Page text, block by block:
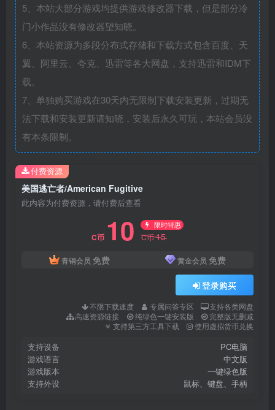
5、本站大部分游戏均提供游戏修改器下载，但是部分冷
门小作品没有修改器望知晓。
6、本站资源为多段分布式存储和下载方式包含百度、天
翼、阿里云、夸克、迅雷等各大网盘，支持迅雷和IDM下
载。
7、单独购买游戏在30天内无限制下载安装更新，过期无
法下载和安装更新请知晓，安装后永久可玩，本站会员没
有本条限制。
美国逃亡者/American Fugitive
此内容为付费资源，请付费后查看
C币 10 限时特惠
C币15
青铜会员 免费 黄金会员 免费
登录购买
不限下载速度 专属问答专区
支持各类网盘
高速资源链接
纯绿色一键安装版
完整版无删减
支持第三方工具下载
使用虚拟货币兑换
支持设备
PC电脑
游戏语言
中文版
游戏版本
一键绿色版
支持外设
鼠标、键盘、手柄
付费资源